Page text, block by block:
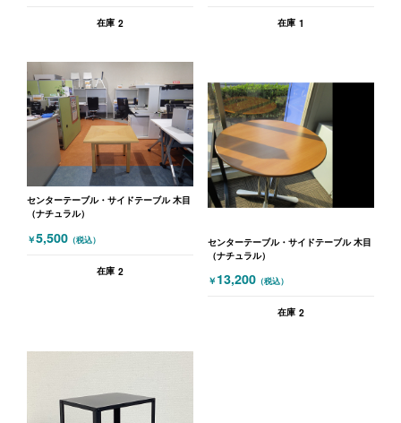
在庫 2 在庫 1
センターテーブル・サイドテーブル 木目
（ナチュラル）
￥5,500 （税込）
在庫 2
センターテーブル・サイドテーブル 木目
（ナチュラル）
￥ 13,200 （税込）
在庫 2